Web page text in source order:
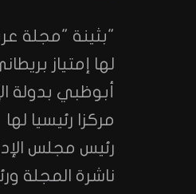
"بثينة "مجلة
لها إمتياز
أبوظبي بدولة
مركزا رئيسيا لها
رئيس مجلس
ناشرة المجلة